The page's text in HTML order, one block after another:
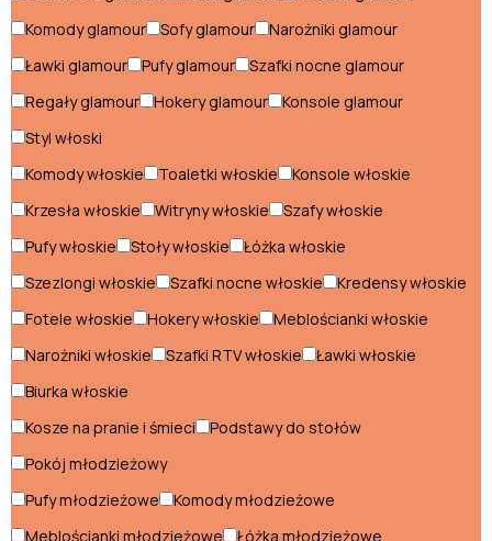
Meblościanki nowoczesne
Narożniki nowoczesne
Pufy nowoczesne
Regały nowoczesne
Sofy nowoczesne
Stoły nowoczesne
Szafki nocne nowoczesne
Szafki RTV nowoczesne
Szafy nowoczesne
Toaletki nowoczesne
Komody glamour
Sofy glamour
Narożniki glamour
Ławki glamour
Pufy glamour
Szafki nocne glamour
Regały glamour
Hokery glamour
Konsole glamour
Styl włoski
Komody włoskie
Toaletki włoskie
Konsole włoskie
Krzesła włoskie
Witryny włoskie
Szafy włoskie
Pufy włoskie
Stoły włoskie
Łóżka włoskie
Szezlongi włoskie
Szafki nocne włoskie
Kredensy włoskie
Fotele włoskie
Hokery włoskie
Meblościanki włoskie
Narożniki włoskie
Szafki RTV włoskie
Ławki włoskie
Biurka włoskie
Kosze na pranie i śmieci
Podstawy do stołów
Pokój młodzieżowy
Pufy młodzieżowe
Komody młodzieżowe
Meblościanki młodzieżowe
Łóżka młodzieżowe